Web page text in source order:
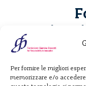
Per fornire le migliori
memorizzare e/o